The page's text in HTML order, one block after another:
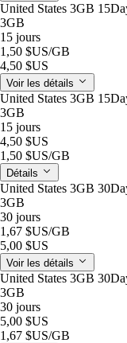
United States 3GB
3GB
15 jours
1,50 $US/GB
4,50 $US
Voir les détails
United States 3GB
3GB
15 jours
4,50 $US
1,50 $US/GB
Détails
United States 3GB
3GB
30 jours
1,67 $US/GB
5,00 $US
Voir les détails
United States 3GB
3GB
30 jours
5,00 $US
1,67 $US/GB